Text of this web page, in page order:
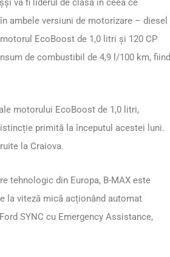
va fi liderul de clasă în ceea ce
ambele versiuni de motorizare – diesel
EcoBoost de 1,0 litri și 120 CP
de combustibil de 4,9 l/100 km, fiind
motorului EcoBoost de 1,0 litri,
primită la începutul acestei luni.
la Craiova.
tehnologic din Europa, B-MAX este
la viteză mică acționând automat
SYNC cu Emergency Assistance,